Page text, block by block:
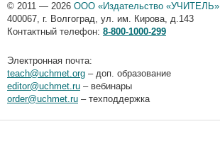
© 2011 — 2026 ООО «Издательство «УЧИТЕЛЬ»
400067, г. Волгоград, ул. им. Кирова, д.143
Контактный телефон: 8-800-1000-299
Электронная почта:
teach@uchmet.org – доп. образование
editor@uchmet.ru – вебинары
order@uchmet.ru – техподдержка